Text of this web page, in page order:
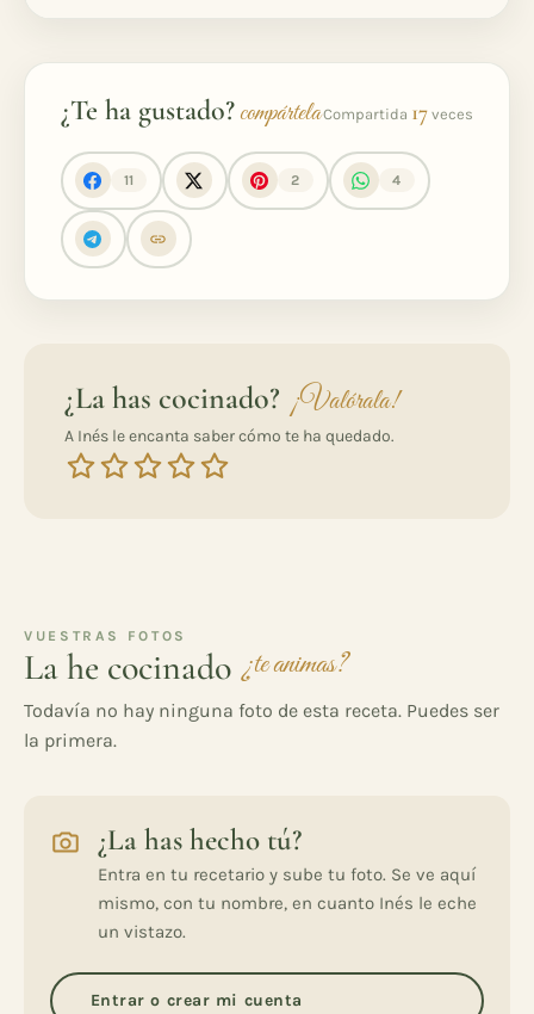
¿Te ha gustado?compártelaCompartida 17 veces
11 2 4
¿La has cocinado? ¡Valórala!
A Inés le encanta saber cómo te ha quedado.
VUESTRAS FOTOS
La he cocinado ¿te animas?
Todavía no hay ninguna foto de esta receta. Puedes ser
la primera.
¿La has hecho tú?
Entra en tu recetario y sube tu foto. Se ve aquí
mismo, con tu nombre, en cuanto Inés le eche
un vistazo.
Entrar o crear mi cuenta